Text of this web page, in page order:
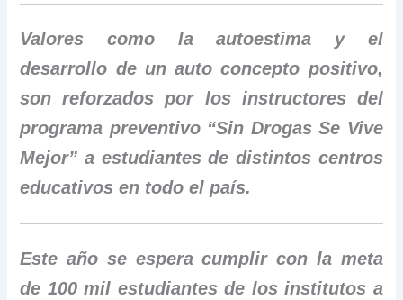
Valores como la autoestima y el
desarrollo de un auto concepto positivo,
son reforzados por los instructores del
programa preventivo “Sin Drogas Se Vive
Mejor” a estudiantes de distintos centros
educativos en todo el país.
Este año se espera cumplir con la meta
de 100 mil estudiantes de los institutos a